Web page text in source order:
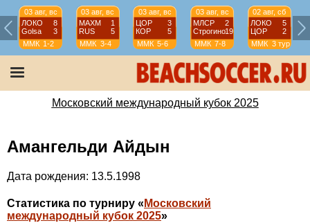
03 авг, вс
ЛОКО
8
Golsa
3
ММК 1-2
03 авг, вс
МАХМ
1
RUS
5
ММК 3-4
03 авг, вс
ЦОР
3
КОР
5
ММК 5-6
03 авг, вс
МЛСР
2
Строгино19
ММК 7-8
02 авг, сб
ЛОКО
5
ЦОР
2
ММК 3 тур
Московский международный кубок 2025
Амангельди Айдын
Дата рождения: 13.5.1998
Статистика по турниру « Московский
международный кубок 2025»